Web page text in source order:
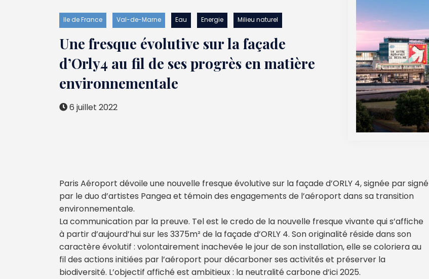
Ile de France Val-de-Marne Eau Energie Milieu naturel
Une fresque évolutive sur la façade
d’Orly4 au fil de ses progrès en matière
environnementale
6 juillet 2022
Paris Aéroport dévoile une nouvelle fresque évolutive sur la façade d’ORLY 4, signée par signé
par le duo d’artistes Pangea et témoin des engagements de l’aéroport dans sa transition
environnementale.
La communication par la preuve. Tel est le credo de la nouvelle fresque vivante qui s’affiche
à partir d’aujourd’hui sur les 3375m² de la façade d’ORLY 4. Son originalité réside dans son
caractère évolutif : volontairement inachevée le jour de son installation, elle se coloriera au
fil des actions initiées par l’aéroport pour décarboner ses activités et préserver la
biodiversité. L’objectif affiché est ambitieux : la neutralité carbone d’ici 2025.